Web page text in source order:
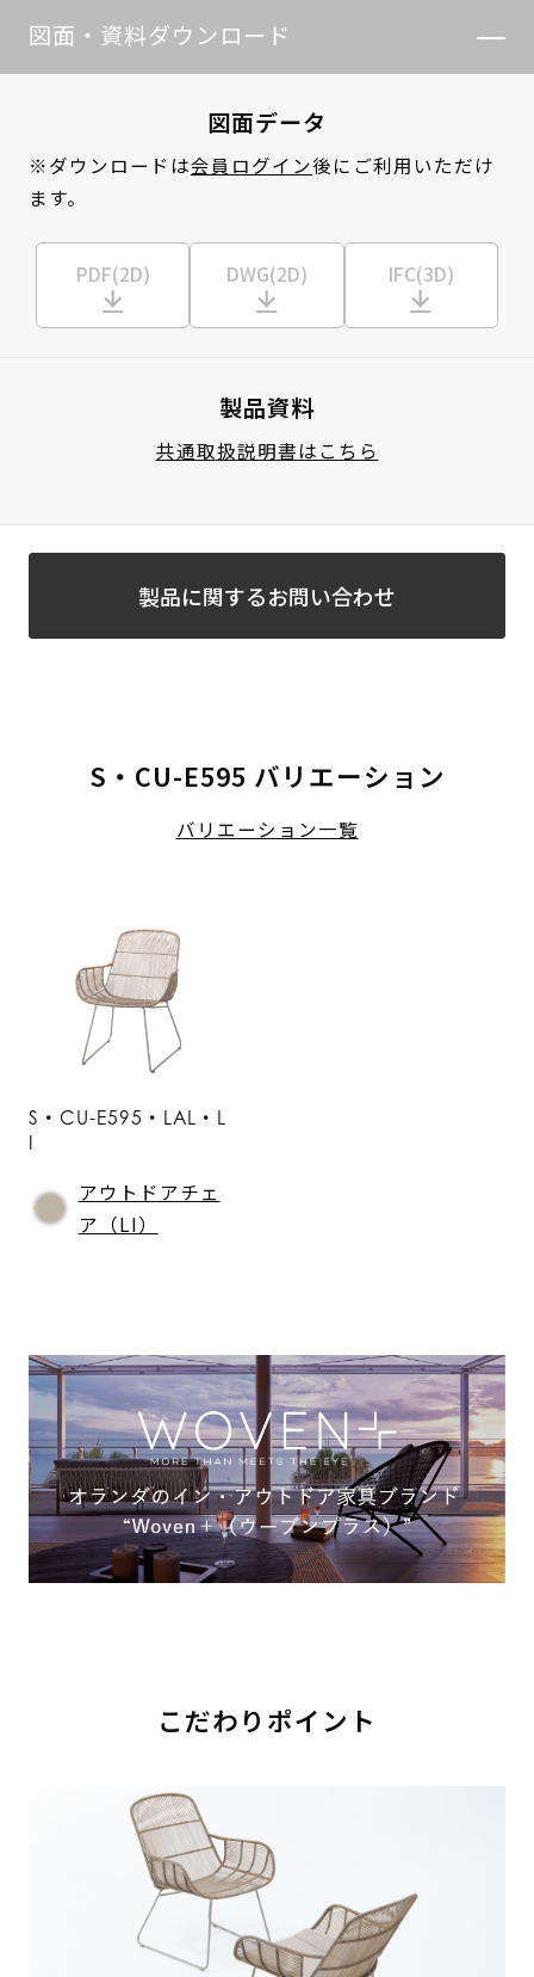
図面・資料ダウンロード
図面データ
※ダウンロードは会員ログイン後にご利用いただけ
ます。
PDF(2D) DWG(2D) IFC(3D)
製品資料
共通取扱説明書はこちら
製品に関するお問い合わせ
S・CU-E595 バリエーション
バリエーション一覧
S・CU-E595・LAL・L
I
アウトドアチェ
ア（LI）
こだわりポイント